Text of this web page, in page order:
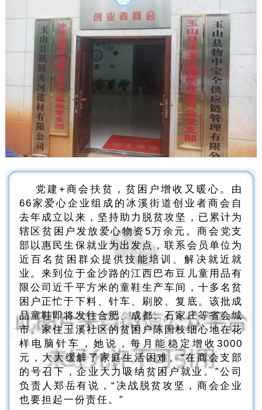
党建+商会扶贫，贫困户增收又暖心。由
66家爱心企业组成的冰溪街道创业者商会自
去年成立以来，坚持助力脱贫攻坚，已累计为
辖区贫困户发放爱心物资5万余元。商会党支
部以惠民生保就业为出发点，联系会员单位为
近百名贫困群众提供技能培训、解决就近就
业。来到位于金沙路的江西巴布豆儿童用品有
限公司近千平方米的童鞋生产车间，十多名贫
困户正忙于下料、针车、刷胶、复底。该批成
品童鞋即将发往合肥、成都、石家庄等省会城
市。家住玉溪社区的贫困户陈国枝细心地在花
样电脑针车，她说，每月能稳定增收3000
元，大大缓解了家庭生活困难。“在商会支部
的号召下，企业大力吸纳贫困户就业。”公司
负责人郑岳有说，“决战脱贫攻坚，商会企业
也要担起一份责任。”